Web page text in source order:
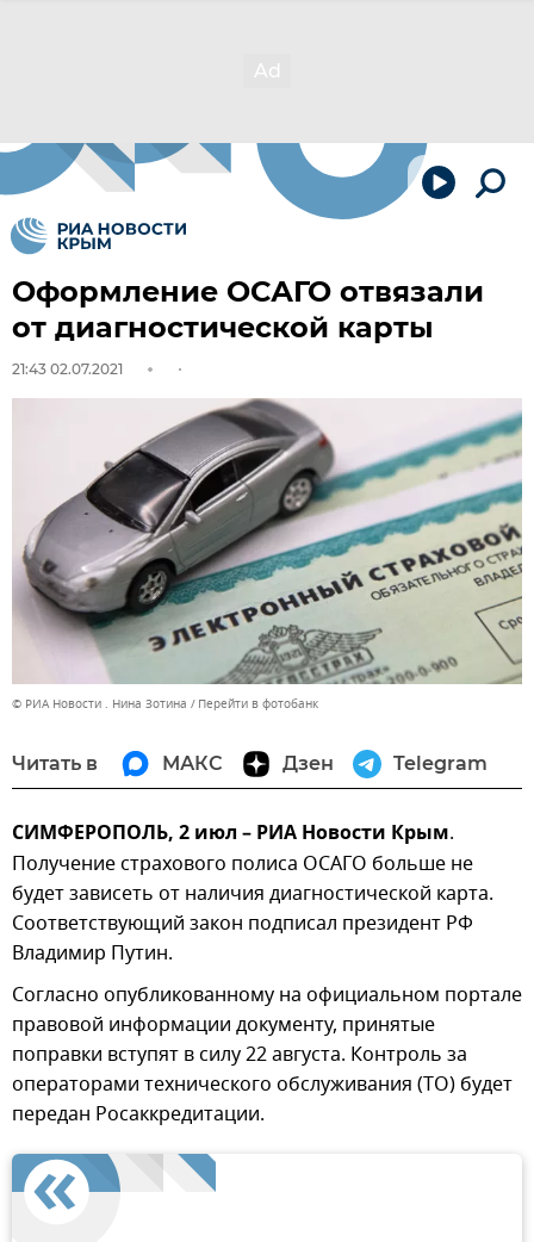
Оформление ОСАГО отвязали
от диагностической карты
21:43 02.07.2021
© РИА Новости . Нина Зотина Перейти в фотобанк
Читать в МАКС Дзен Telegram
СИМФЕРОПОЛЬ, 2 июл – РИА Новости Крым.
Получение страхового полиса ОСАГО больше не
будет зависеть от наличия диагностической карта.
Соответствующий закон подписал президент РФ
Владимир Путин.
Согласно опубликованному на официальном портале
правовой информации документу, принятые
поправки вступят в силу 22 августа. Контроль за
операторами технического обслуживания (ТО) будет
передан Росаккредитации.